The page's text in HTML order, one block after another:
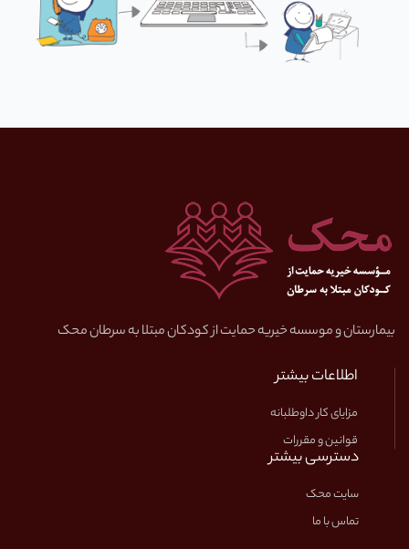
بیمارستان و موسسه خیریه حمایت از کودکان مبتلا به سرطان محک
اطلاعات بیشتر
مزایای کار داوطلبانه
قوانین و مقررات
دسترسی بیشتر
سایت محک
تماس با ما